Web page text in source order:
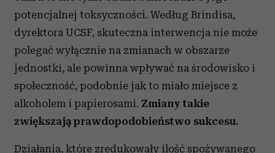
potencjalnej toksyczności. Według Brindisa,
dyrektora UCSF, skuteczna interwencja nie może
polegać wyłącznie na zmianach w obszarze
jednostki, ale powinna wpływać na środowisko i
społeczność, podobnie jak to miało miejsce z
alkoholem i papierosami. Zmiany takie
zwiększają prawdopodobieństwo sukcesu.
Działania, które zredukowały ilość spożywanego